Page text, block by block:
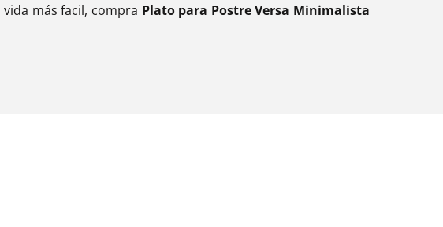
más facil, compra Plato para Postre Versa Minimalista